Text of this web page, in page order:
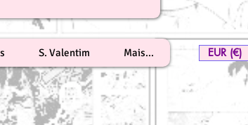
S. Valentim Mais... EUR (€)